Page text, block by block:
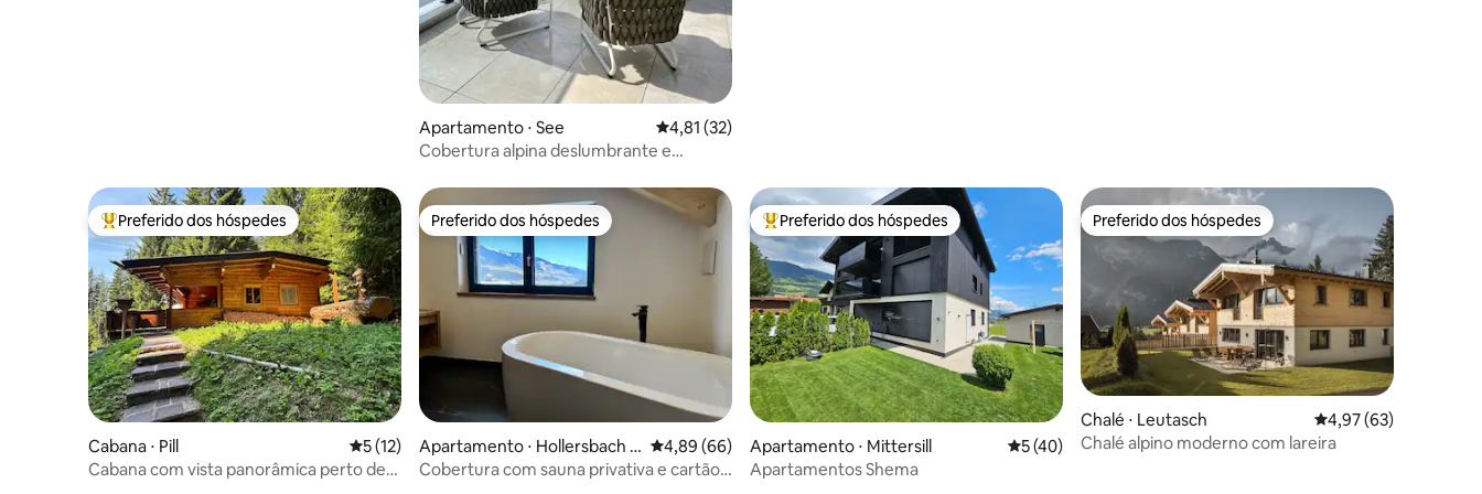
Apartamento ⋅ See 4,81 de uma avaliação média de 5, 32 avaliações
4,81 (32)
Cobertura alpina deslumbrante e
Entre os melhores preferidos dos hóspedes
Preferido dos hóspedes
Cabana ⋅ Pill 5 de uma avaliação média de 5, 12 avaliações
5 (12)
Cabana com vista panorâmica perto de
Preferido dos hóspedes
Preferido dos hóspedes
Apartamento ⋅ Hollersbach i
m Pinzgau
4,89 de uma avaliação média de 5, 66 avaliações
4,89 (66)
Cobertura com sauna privativa e cartão
Entre os melhores preferidos dos hóspedes
Preferido dos hóspedes
Apartamento ⋅ Mittersill 5 de uma avaliação média de 5, 40 avaliações
5 (40)
Apartamentos Shema
Preferido dos hóspedes
Preferido dos hóspedes
Chalé ⋅ Leutasch 4,97 de uma
4,97 (63)
Chalé alpino moderno com lareira